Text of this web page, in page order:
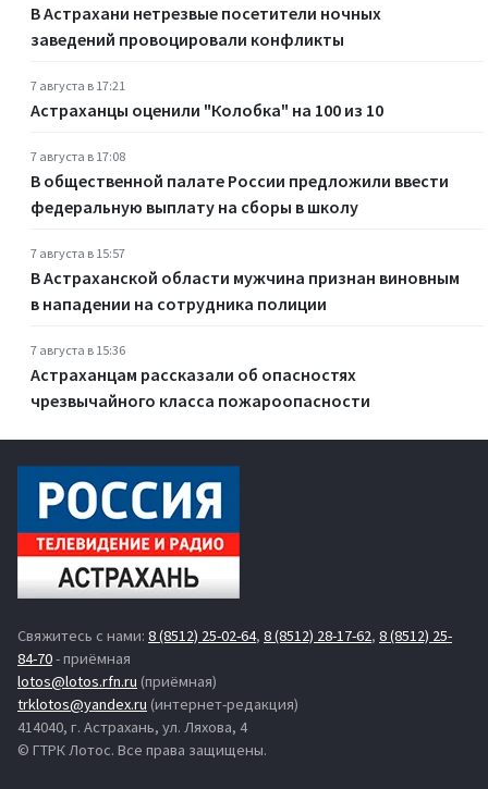
В Астрахани нетрезвые посетители ночных
заведений провоцировали конфликты
7 августа в 17:21
Астраханцы оценили "Колобка" на 100 из 10
7 августа в 17:08
В общественной палате России предложили ввести
федеральную выплату на сборы в школу
7 августа в 15:57
В Астраханской области мужчина признан виновным
в нападении на сотрудника полиции
7 августа в 15:36
Астраханцам рассказали об опасностях
чрезвычайного класса пожароопасности
Свяжитесь с нами: 8 (8512) 25-02-64, 8 (8512) 28-17-62, 8 (8512) 25-
84-70- приёмная
lotos@lotos.rfn.ru (приёмная)
trklotos@yandex.ru (интернет-редакция)
414040, г. Астрахань, ул. Ляхова, 4
© ГТРК Лотос. Все права защищены.